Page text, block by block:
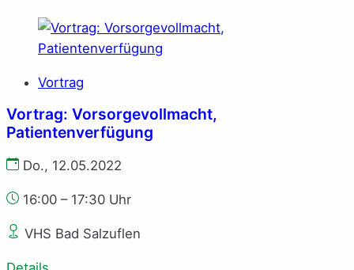
Vortrag
Vortrag: Vorsorgevollmacht,
Patientenverfügung
Do., 12.05.2022
16:00 – 17:30 Uhr
VHS Bad Salzuflen